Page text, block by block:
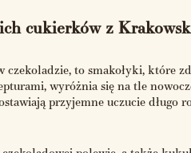
cukierków z
to smakołyki, które
wyróżnia się na tle
przyjemne uczucie długo